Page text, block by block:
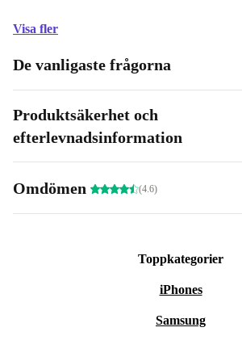
Visa fler
De vanligaste frågorna
Produktsäkerhet och
efterlevnadsinformation
Omdömen (4.6)
Toppkategorier
iPhones
Samsung